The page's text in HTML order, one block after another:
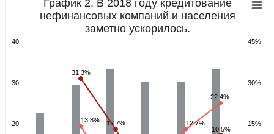
График 2. В 2018 году кредитование
нефинансовых компаний и населения
заметно ускорилось.
31.3%
12.7%
10.5%
13.8% 12.7%
22.4%
15%
30%
45%
20
30
40